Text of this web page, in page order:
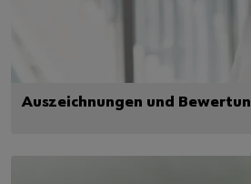
Auszeichnungen und